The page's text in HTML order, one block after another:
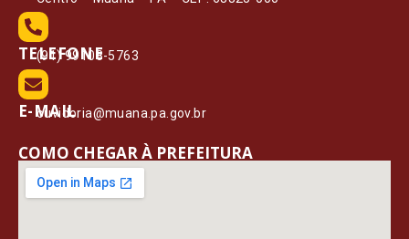
TELEFONE
(91) 99108-5763
E-MAIL
ouvidoria@muana.pa.gov.br
COMO CHEGAR À PREFEITURA